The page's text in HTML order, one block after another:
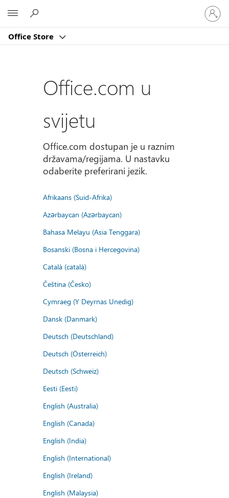
Office Store
Prijavite
se
u
račun
Office.com u
svijetu
Office.com dostupan je u raznim
državama/regijama. U nastavku
odaberite preferirani jezik.
Afrikaans (Suid-Afrika)
Azərbaycan (Azərbaycan)
Bahasa Melayu (Asia Tenggara)
Bosanski (Bosna i Hercegovina)
Català (català)
Čeština (Česko)
Cymraeg (Y Deyrnas Unedig)
Dansk (Danmark)
Deutsch (Deutschland)
Deutsch (Österreich)
Deutsch (Schweiz)
Eesti (Eesti)
English (Australia)
English (Canada)
English (India)
English (International)
English (Ireland)
English (Malaysia)